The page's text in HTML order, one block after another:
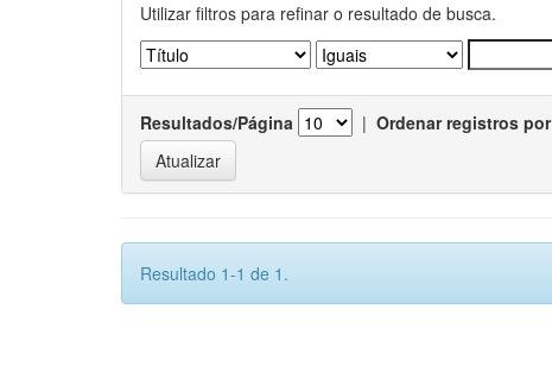
Utilizar filtros para refinar o resultado de busca.
Resultados/Página | Ordenar registros por
Resultado 1-1 de 1.